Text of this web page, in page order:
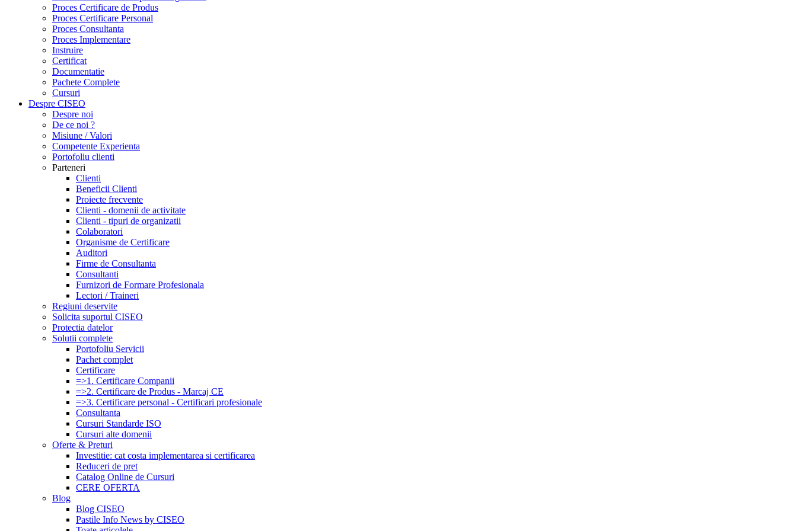
Proces Certificare de Produs
Proces Certificare Personal
Proces Consultanta
Proces Implementare
Instruire
Certificat
Documentatie
Pachete Complete
Cursuri
Despre CISEO
Despre noi
De ce noi ?
Misiune / Valori
Competente Experienta
Portofoliu clienti
Parteneri
Clienti
Beneficii Clienti
Proiecte frecvente
Clienti - domenii de activitate
Clienti - tipuri de organizatii
Colaboratori
Organisme de Certificare
Auditori
Firme de Consultanta
Consultanti
Furnizori de Formare Profesionala
Lectori / Traineri
Regiuni deservite
Solicita suportul CISEO
Protectia datelor
Solutii complete
Portofoliu Servicii
Pachet complet
Certificare
=>1. Certificare Companii
=>2. Certificare de Produs - Marcaj CE
=>3. Certificare personal - Certificari profesionale
Consultanta
Cursuri Standarde ISO
Cursuri alte domenii
Oferte & Preturi
Investitie: cat costa implementarea si certificarea
Reduceri de pret
Catalog Online de Cursuri
CERE OFERTA
Blog
Blog CISEO
Pastile Info News by CISEO